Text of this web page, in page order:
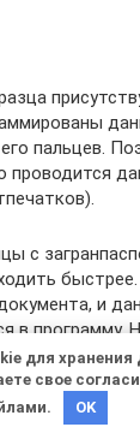
пальцев.
проводится
с
и
в программу.
за выдачу
для
свое
OK